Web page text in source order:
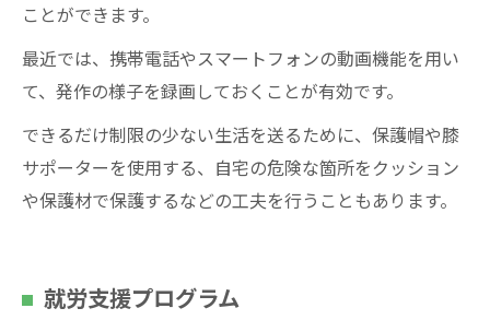
ことができます。
最近では、携帯電話やスマートフォンの動画機能を用い
て、発作の様子を録画しておくことが有効です。
できるだけ制限の少ない生活を送るために、保護帽や膝
サポーターを使用する、自宅の危険な箇所をクッション
や保護材で保護するなどの工夫を行うこともあります。
就労支援プログラム